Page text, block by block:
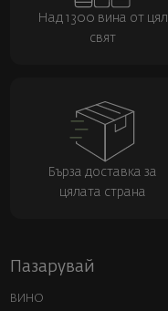
Над 1300 вина от цял
свят
Бърза доставка за
цялата страна
Пазарувай
ВИНО